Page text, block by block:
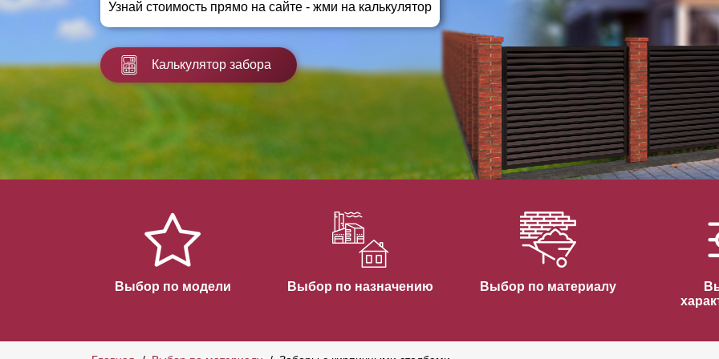
Заборы для дачи
Заборы и ограждения для школ
Забор на участок 10 соток
Горизонтальные заборы
Высокие заборы
Красивые, дизайнерские заборы
ВЫБОР ПО СПОСОБУ МОНТАЖА
Заборы под ключ
Готовые заборы
Быстровозводимые заборы
Узнай стоимость прямо на сайте - жми на калькулятор
Калькулятор забора
Выбор по модели Выбор по назначению Выбор по материалу